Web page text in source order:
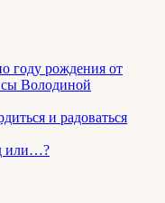
году рождения от
Володиной
и радоваться
или…?